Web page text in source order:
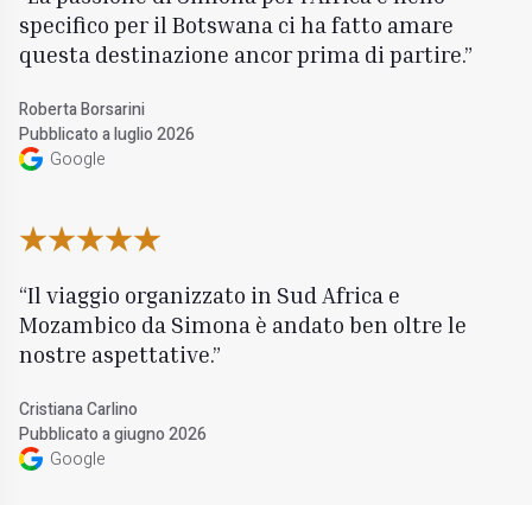
specifico per il Botswana ci ha fatto amare
questa destinazione ancor prima di partire.
Roberta Borsarini
Pubblicato a luglio 2026
Google
Il viaggio organizzato in Sud Africa e
Mozambico da Simona è andato ben oltre le
nostre aspettative.
Cristiana Carlino
Pubblicato a giugno 2026
Google